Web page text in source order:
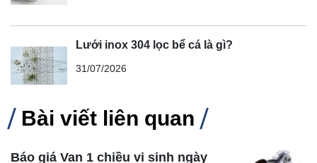
Lưới inox 304 lọc bể cá là gì?
31/07/2026
Bài viết liên quan
Báo giá Van 1 chiều vi sinh ngày